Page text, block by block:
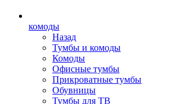
комоды
Назад
Тумбы и комоды
Комоды
Офисные тумбы
Прикроватные тумбы
Обувницы
Тумбы для ТВ